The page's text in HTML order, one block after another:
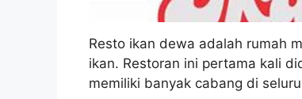
Resto ikan dewa adalah rumah
ikan. Restoran ini pertama kali
memiliki banyak cabang di